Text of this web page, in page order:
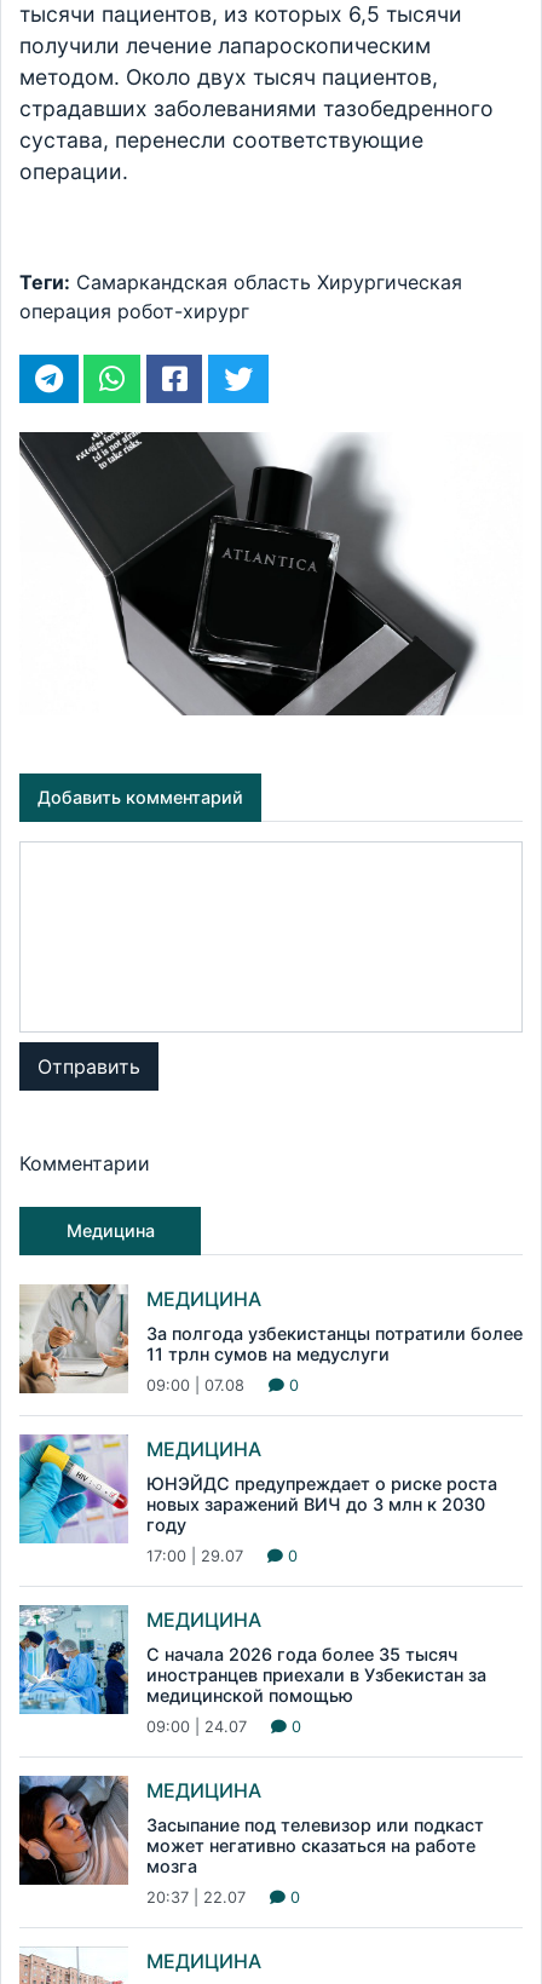
тысячи пациентов, из которых 6,5 тысячи
получили лечение лапароскопическим
методом. Около двух тысяч пациентов,
страдавших заболеваниями тазобедренного
сустава, перенесли соответствующие
операции.
Теги: Самаркандская область Хирургическая
операция робот-хирург
Добавить комментарий
Отправить
Комментарии
Медицина
МЕДИЦИНА
За полгода узбекистанцы потратили более
11 трлн сумов на медуслуги
09:00 | 07.08 0
МЕДИЦИНА
ЮНЭЙДС предупреждает о риске роста
новых заражений ВИЧ до 3 млн к 2030
году
17:00 | 29.07 0
МЕДИЦИНА
С начала 2026 года более 35 тысяч
иностранцев приехали в Узбекистан за
медицинской помощью
09:00 | 24.07 0
МЕДИЦИНА
Засыпание под телевизор или подкаст
может негативно сказаться на работе
мозга
20:37 | 22.07 0
МЕДИЦИНА